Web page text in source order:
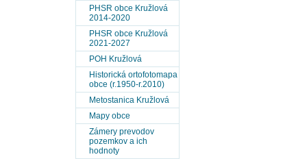
PHSR obce Kružlová
2014-2020
PHSR obce Kružlová
2021-2027
POH Kružlová
Historická ortofotomapa
obce (r.1950-r.2010)
Metostanica Kružlová
Mapy obce
Zámery prevodov
pozemkov a ich
hodnoty